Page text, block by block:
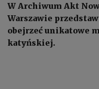
W Archiwum Akt
Warszawie
obejrzeć unikatowe
katyńskiej.